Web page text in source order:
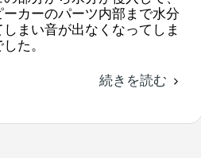
カーのパーツ内部まで水分
まい音が出なくなってしま
た。
続きを読む